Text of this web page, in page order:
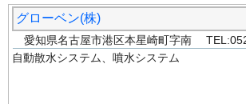
グローベン(株)
愛知県名古屋市港区本星崎町字南
自動散水システム、噴水システム